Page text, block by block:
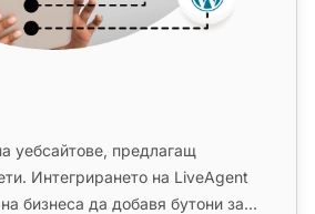
уебсайтове, предлагащ
Интегрирането на LiveAgent
бизнеса да добавя бутони за